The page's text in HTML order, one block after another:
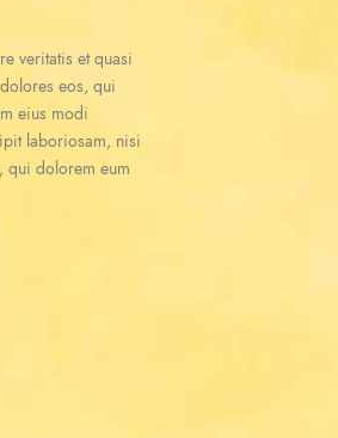
veritatis et quasi
eos, qui
eius modi
laboriosam, nisi
qui dolorem eum